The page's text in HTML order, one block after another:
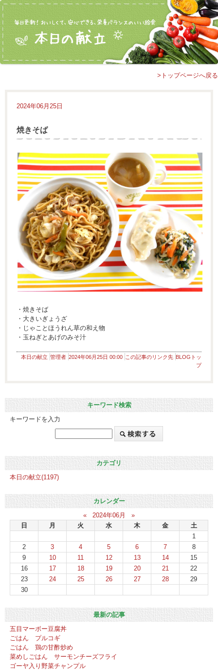
>トップページへ戻る
2024年06月25日
焼きそば
・焼きそば
・大きいぎょうざ
・じゃことほうれん草の和え物
・玉ねぎとあげのみそ汁
本日の献立 管理者 2024年06月25日 00:00 この記事のリンク先 BLOGトッ
プ
キーワード検索
キーワードを入力
カテゴリ
本日の献立(1197)
カレンダー
«
2024年06月
»
日
月 火 水 木 金
土
1
2
3 4 5 6 7
8
9
10 11 12 13 14
15
16
17 18 19 20 21
22
23
24 25 26 27 28
29
30
最新の記事
五目マーボー豆腐丼
ごはん プルコギ
ごはん 鶏の甘酢炒め
菜めしごはん サーモンチーズフライ
ゴーヤ入り野菜チャンプル